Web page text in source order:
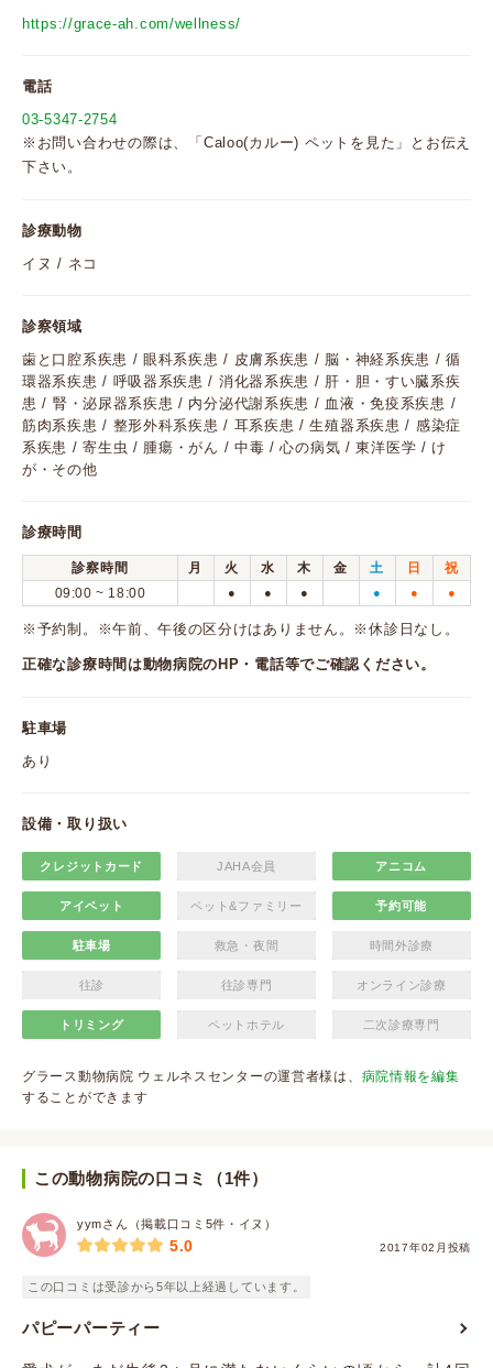
https://grace-ah.com/wellness/
電話
03-5347-2754
※お問い合わせの際は、「Caloo(カルー) ペットを見た」とお伝え
下さい。
診療動物
イヌ / ネコ
診察領域
歯と口腔系疾患 / 眼科系疾患 / 皮膚系疾患 / 脳・神経系疾患 / 循
環器系疾患 / 呼吸器系疾患 / 消化器系疾患 / 肝・胆・すい臓系疾
患 / 腎・泌尿器系疾患 / 内分泌代謝系疾患 / 血液・免疫系疾患 /
筋肉系疾患 / 整形外科系疾患 / 耳系疾患 / 生殖器系疾患 / 感染症
系疾患 / 寄生虫 / 腫瘍・がん / 中毒 / 心の病気 / 東洋医学 / け
が・その他
診療時間
診察時間 月 火 水 木 金 土 日
祝
09:00 ~ 18:00
● ● ● ● ● ●
※予約制。※午前、午後の区分けはありません。※休診日なし。
正確な診療時間は動物病院のHP・電話等でご確認ください。
駐車場
あり
設備・取り扱い
クレジットカード JAHA会員 アニコム
アイペット ペット&ファミリー 予約可能
駐車場 救急・夜間 時間外診療
往診 往診専門 オンライン診療
トリミング ペットホテル 二次診療専門
グラース動物病院 ウェルネスセンターの運営者様は、 病院情報を編集
することができます
この動物病院の口コミ（1件）
yymさん（掲載口コミ5件・イヌ）
2017年02月投稿
5.0
この口コミは受診から5年以上経過しています。
パピーパーティー